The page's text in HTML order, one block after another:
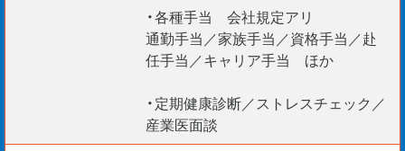
＊国家資格取得も目指せます！
＊文系・理系問わず20～30代活躍中！
【For Foreign Engineers】
（Construction Manager / BIM Manager / CAD Operators
・各種手当 会社規定アリ
通勤手当／家族手当／資格手当／赴
任手当／キャリア手当 ほか
・定期健康診断／ストレスチェック／
産業医面談